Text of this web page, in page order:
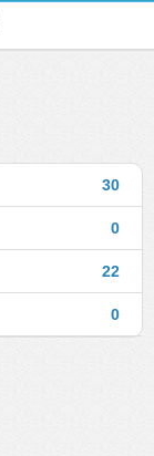
30
0
22
0